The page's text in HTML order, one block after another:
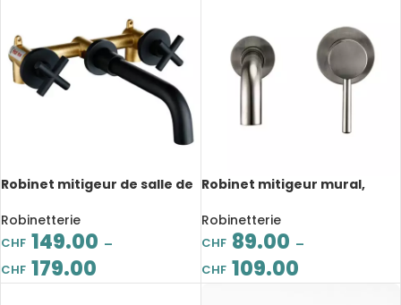
Robinet mitigeur de salle de
mat
Robinetterie
CHF 149.00 –
CHF 179.00
Robinet mitigeur mural,
salle de bain, Acier
inoxydable
Robinetterie
CHF 89.00 –
CHF 109.00